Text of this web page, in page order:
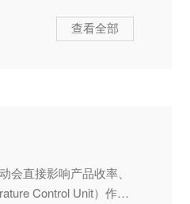
查看全部
直接影响产品收率、
Control Unit）作为